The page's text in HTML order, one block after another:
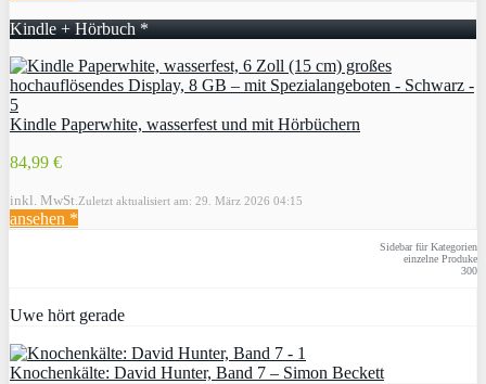
Kindle + Hörbuch *
Kindle Paperwhite, wasserfest und mit Hörbüchern
84,99 €
inkl. MwSt. Zuletzt aktualisiert am: 29. März 2026 04:15
ansehen *
Sidebar für Kategorien
einzelne Produke
300
Uwe hört gerade
Knochenkälte: David Hunter, Band 7 – Simon Beckett